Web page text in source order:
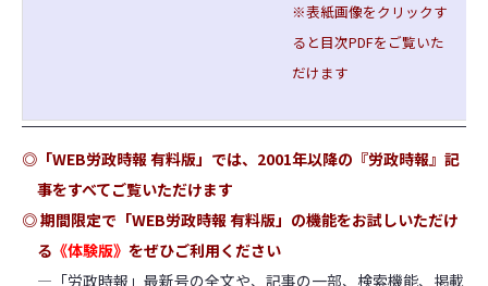
※表紙画像をクリックす
ると目次PDFをご覧いた
だけます
◎「WEB労政時報 有料版」では、2001年以降の『労政時報』記
事をすべてご覧いただけます
◎ 期間限定で「WEB労政時報 有料版」の機能をお試しいただけ
る 《体験版》 をぜひご利用ください
―「労政時報」最新号の全文や、記事の一部、検索機能、掲載